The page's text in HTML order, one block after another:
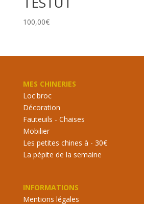
100,00€
MES CHINERIES
Loc'broc
Décoration
Fauteuils - Chaises
Mobilier
Les petites chines à - 30€
La pépite de la semaine
INFORMATIONS
Mentions légales